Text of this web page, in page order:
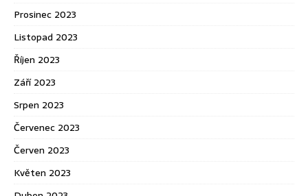
Prosinec 2023
Listopad 2023
Říjen 2023
Září 2023
Srpen 2023
Červenec 2023
Červen 2023
Květen 2023